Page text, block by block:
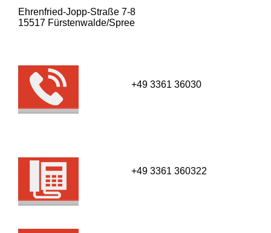
Ehrenfried-Jopp-Straße 7-8
15517 Fürsten­walde/­Spree
+49 3361 36030
+49 3361 360322